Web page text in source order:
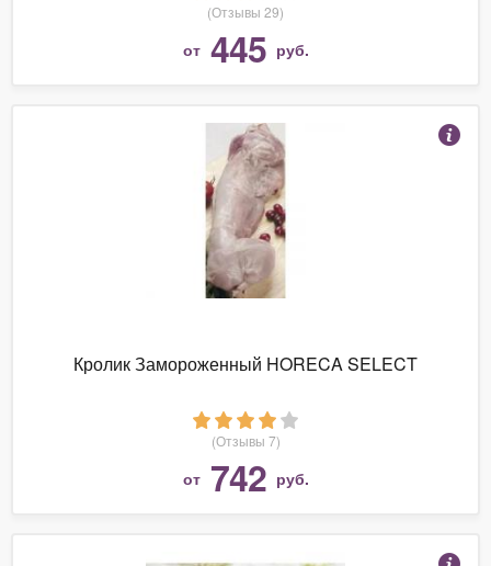
(Отзывы 29)
от 445 руб.
Кролик Замороженный HORECA SELECT
(Отзывы 7)
от 742 руб.